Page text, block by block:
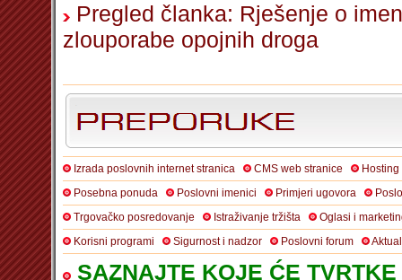
Pregled članka: Rješenje o
zlouporabe opojnih droga
Izrada poslovnih internet stranica CMS web stranice
Posebna ponuda
Poslovni imenici Primjeri ugovora
Trgovačko posredovanje
Istraživanje tržišta
Oglasi i
Korisni programi
Sigurnost i nadzor Poslovni forum
SAZNAJTE KOJE ĆE